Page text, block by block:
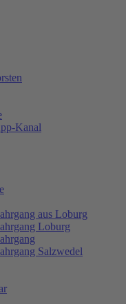
Kanal
aus Loburg
Loburg
Salzwedel